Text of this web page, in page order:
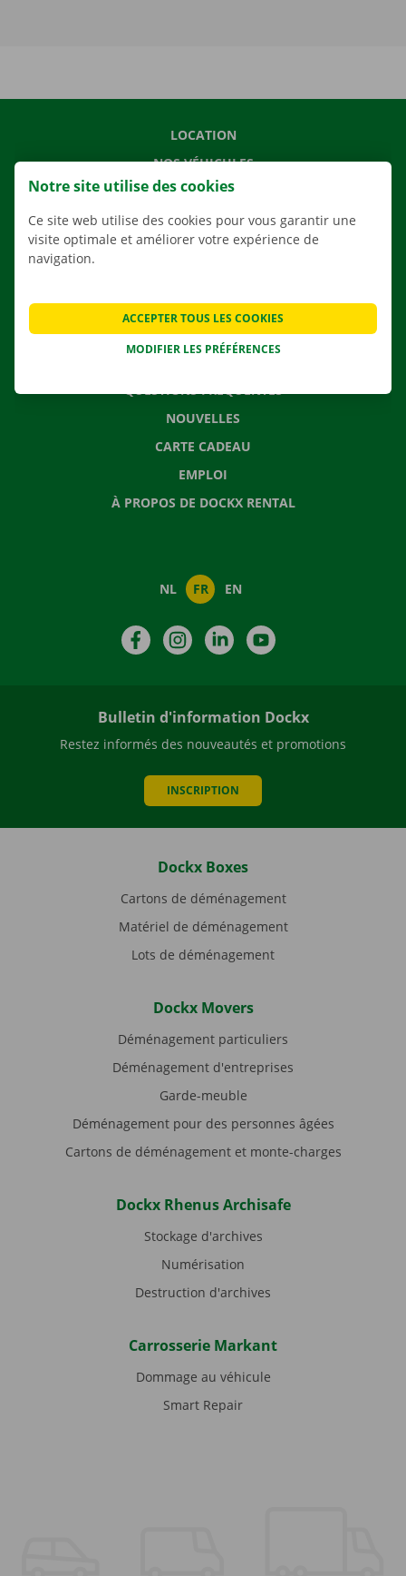
LOCATION
NOS VÉHICULES
NOS SERVICES
AGENCES
APPLI
QUESTIONS FRÉQUENTES
NOUVELLES
CARTE CADEAU
EMPLOI
À PROPOS DE DOCKX RENTAL
NL FR EN
FacebookInstagramLinkedIn
Bulletin d'information Dockx
Restez informés des nouveautés et promotions
INSCRIPTION
Dockx Boxes
Cartons de déménagement
Matériel de déménagement
Lots de déménagement
Dockx Movers
Déménagement particuliers
Déménagement d'entreprises
Garde-meuble
Déménagement pour des personnes âgées
Cartons de déménagement et monte-charges
Dockx Rhenus Archisafe
Stockage d'archives
Numérisation
Destruction d'archives
Carrosserie Markant
Dommage au véhicule
Smart Repair
Notre site utilise des cookies
Ce site web utilise des cookies pour vous garantir une
visite optimale et améliorer votre expérience de
navigation.
MODIFIER LES PRÉFÉRENCES
ACCEPTER TOUS LES COOKIES